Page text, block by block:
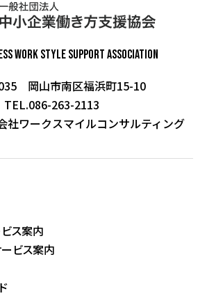
Work StyleSupport Association
岡山市南区福浜町15-10
TEL.086-263-2113
社ワークスマイルコンサルティング
ス案内
ビス案内